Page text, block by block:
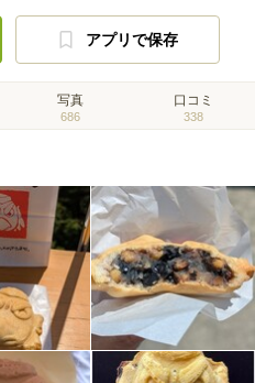
アプリで保存
写真
686
口コミ
338